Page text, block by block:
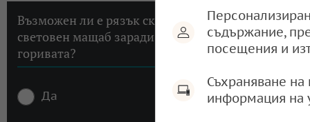
Възможен ли е рязък скок на инфлацията в
световен мащаб заради високите цени на
горивата?
Да
съдържание,
посещения и
Съхраняване
информация на